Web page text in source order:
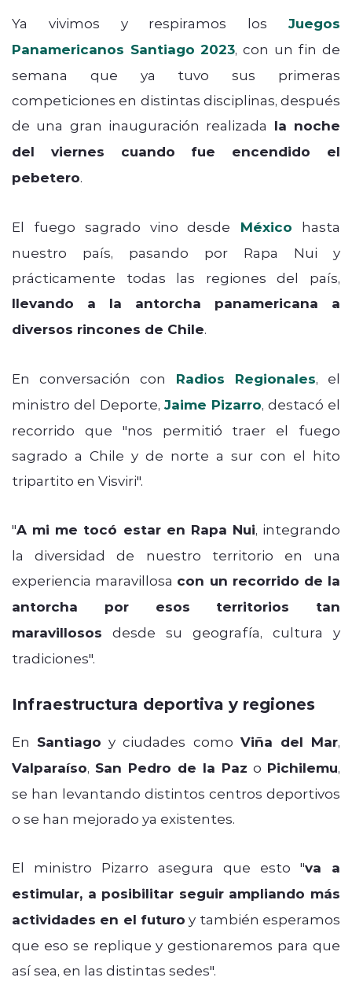
Ya vivimos y respiramos los Juegos
Panamericanos Santiago 2023, con un fin de
semana que ya tuvo sus primeras
competiciones en distintas disciplinas, después
de una gran inauguración realizada la noche
del viernes cuando fue encendido el
pebetero.
El fuego sagrado vino desde México hasta
nuestro país, pasando por Rapa Nui y
prácticamente todas las regiones del país,
llevando a la antorcha panamericana a
diversos rincones de Chile.
En conversación con Radios Regionales, el
ministro del Deporte, Jaime Pizarro, destacó el
recorrido que "nos permitió traer el fuego
sagrado a Chile y de norte a sur con el hito
tripartito en Visviri".
"A mi me tocó estar en Rapa Nui, integrando
la diversidad de nuestro territorio en una
experiencia maravillosa con un recorrido de la
antorcha por esos territorios tan
maravillosos desde su geografía, cultura y
tradiciones".
Infraestructura deportiva y regiones
En Santiago y ciudades como Viña del Mar,
Valparaíso, San Pedro de la Paz o Pichilemu,
se han levantando distintos centros deportivos
o se han mejorado ya existentes.
El ministro Pizarro asegura que esto "va a
estimular, a posibilitar seguir ampliando más
actividades en el futuro y también esperamos
que eso se replique y gestionaremos para que
así sea, en las distintas sedes".